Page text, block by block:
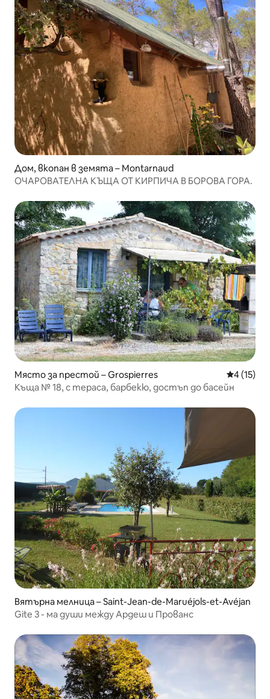
Дом, вкопан в земята – Montarnaud
ОЧАРОВАТЕЛНА КЪЩА ОТ КИРПИЧА В БОРОВА ГОРА.
Място за престой – Grospierres Средна
4 (15)
Къща № 18, с тераса, барбекю, достъп до басейн
Вятърна мелница – Saint-Jean-de-Maruéjols-et-Avéjan
Gite 3 - ма души между Ардеш и Прованс